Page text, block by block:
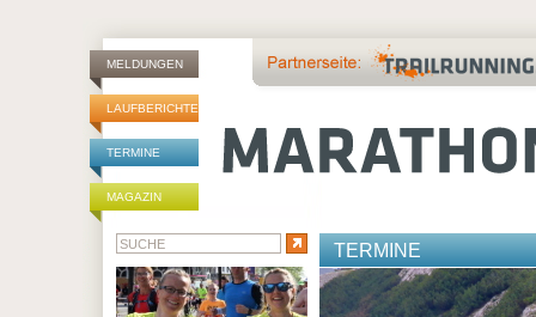
MELDUNGEN
LAUFBERICHTE
TERMINE
MAGAZIN
TERMINE